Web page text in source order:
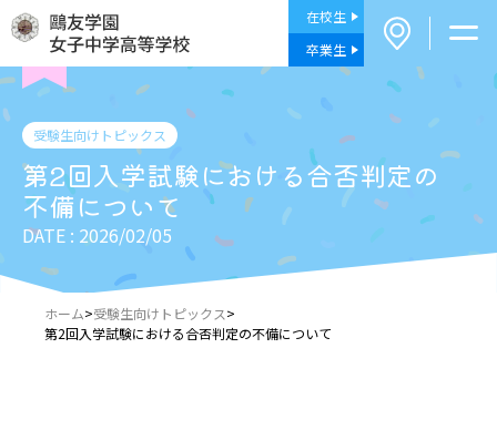
在校生
卒業生
受験生向けトピックス
第2回入学試験における合否判定の
不備について
DATE : 2026/02/05
ホーム>受験生向けトピックス>
第2回入学試験における合否判定の不備について